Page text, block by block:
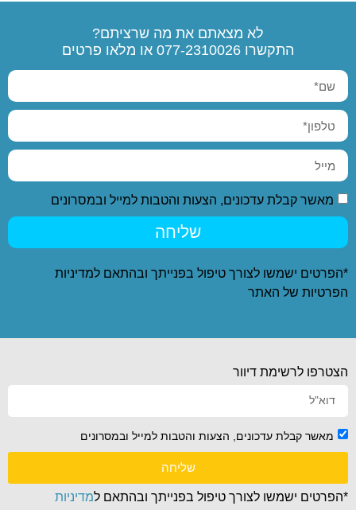
לא מצאתם את מה שרציתם?
התקשרו 077-2310026 או מלאו פרטים
מאשר קבלת עדכונים, הצעות והטבות למייל ובמסרונים
שליחה
*הפרטים ישמשו לצורך טיפול בפנייתך ובהתאם למדיניות
הפרטיות של האתר
הצטרפו לרשימת דיוור
מאשר קבלת עדכונים, הצעות והטבות למייל ובמסרונים
שליחה
*הפרטים ישמשו לצורך טיפול בפנייתך ובהתאם למדיניות